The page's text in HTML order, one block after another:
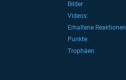
Bilder
Videos
Erhaltene Reaktionen
Punkte
Trophäen